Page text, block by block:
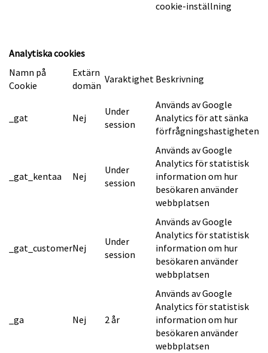
cookie-inställning
Analytiska cookies
Namn på
Cookie
Extärn
domän
Varaktighet Beskrivning
_gat Nej
Under
session
Används av Google
Analytics för att sänka
förfrågningshastigheten
_gat_kentaa Nej
Under
session
Används av Google
Analytics för statistisk
information om hur
besökaren använder
webbplatsen
_gat_customerNej
Under
session
Används av Google
Analytics för statistisk
information om hur
besökaren använder
webbplatsen
_ga Nej 2 år
Används av Google
Analytics för statistisk
information om hur
besökaren använder
webbplatsen